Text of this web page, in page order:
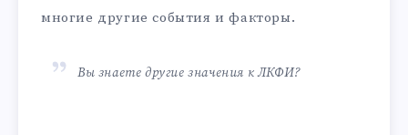
многие другие события и факторы.
Вы знаете другие значения к ЛКФИ?